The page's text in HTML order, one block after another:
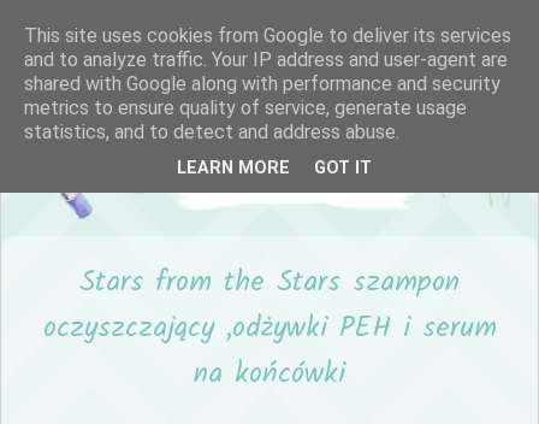
Stars from the Stars szampon
oczyszczający ,odżywki PEH i serum
na końcówki
This site uses cookies from Google to deliver its services
and to analyze traffic. Your IP address and user-agent are
shared with Google along with performance and security
metrics to ensure quality of service, generate usage
statistics, and to detect and address abuse.
LEARN MORE GOT IT